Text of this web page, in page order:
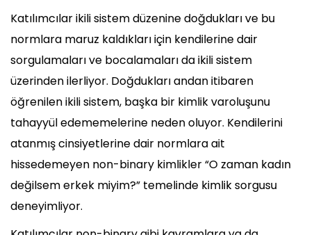
Katılımcılar ikili sistem düzenine doğdukları ve bu
normlara maruz kaldıkları için kendilerine dair
sorgulamaları ve bocalamaları da ikili sistem
üzerinden ilerliyor. Doğdukları andan itibaren
öğrenilen ikili sistem, başka bir kimlik varoluşunu
tahayyül edememelerine neden oluyor. Kendilerini
atanmış cinsiyetlerine dair normlara ait
hissedemeyen non-binary kimlikler “O zaman kadın
değilsem erkek miyim?” temelinde kimlik sorgusu
deneyimliyor.